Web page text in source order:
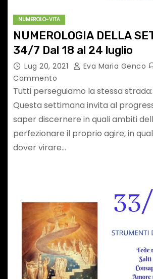
NUMEROLO-VITA
NUMEROLOGIA DELLA
34/7 Dal 18 al 24 luglio
Lug 20, 2021 Eva Maria Genco
Commento
Tutti perseguiamo la stessa strada:
Questa settimana invita al
saper discernere in quali ambiti
perfezionare il proprio agire, in
dover virare…